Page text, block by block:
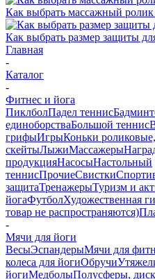
Как выбрать массажный
Как выбрать размер защиты
Главная
-
Каталог
-
Фитнес и йога
ПиклболПадел теннис
единоборстваБольшой теннис
грифыИгрыКоньки
скейтыЛыжиМассажеры
продукцияНасосыНастольный
теннисПрочиеСвистки
защитаТренажерыТуризм и
йогаФутболХудожественная
товар не распространяются)
-
Мячи для йоги
ВесыЭспандерыМячи для
колеса для йогиОбручи
йогиМедболыПолусферы,